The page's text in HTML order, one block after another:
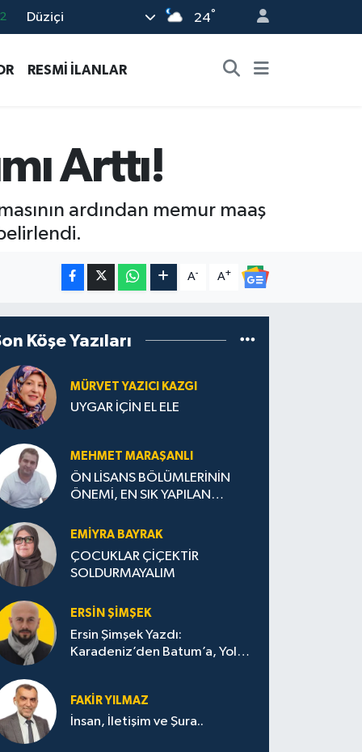
Düziçi 24°
RESMİ İLANLAR
Arttı!
ardından memur maaş
A- A+
Köşe Yazıları
MÜRVET YAZICI KAZGI
UYGAR İÇİN EL ELE
MEHMET MARAŞANLI
ÖN LİSANS BÖLÜMLERİNİN
ÖNEMİ, EN SIK YAPILAN
STRATEJİLERİ
EMIYRA BAYRAK
ÇOCUKLAR ÇİÇEKTİR
SOLDURMAYALIM
ERSIN ŞIMŞEK
Ersin Şimşek Yazdı:
Karadeniz’den Batum’a, Yolun
FAKIR YILMAZ
İnsan, İletişim ve Şura..